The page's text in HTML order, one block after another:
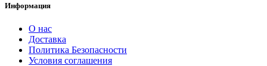
Информация
О нас
Доставка
Политика Безопасности
Условия соглашения